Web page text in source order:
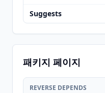
Suggests
패키지 페이지
REVERSE DEPENDS